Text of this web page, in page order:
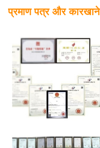
प्रमाण पत्र और कारखाने